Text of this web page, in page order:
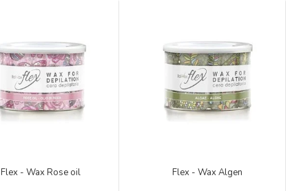
Flex - Wax Rose oil Flex - Wax Algen